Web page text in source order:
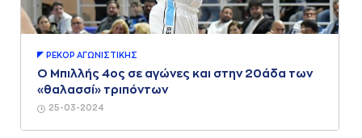
25-03-2024
ΡΕΚΟΡ AΓΩΝΙΣΤΙΚΗΣ
Ο Μπιλλής 4ος σε αγώνες και στην 20άδα των
«θαλασσί» τριπόντων